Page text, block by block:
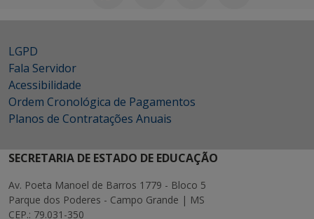
LGPD
Fala Servidor
Acessibilidade
Ordem Cronológica de Pagamentos
Planos de Contratações Anuais
SECRETARIA DE ESTADO DE EDUCAÇÃO
Av. Poeta Manoel de Barros 1779 - Bloco 5
Parque dos Poderes - Campo Grande | MS
CEP.: 79.031-350